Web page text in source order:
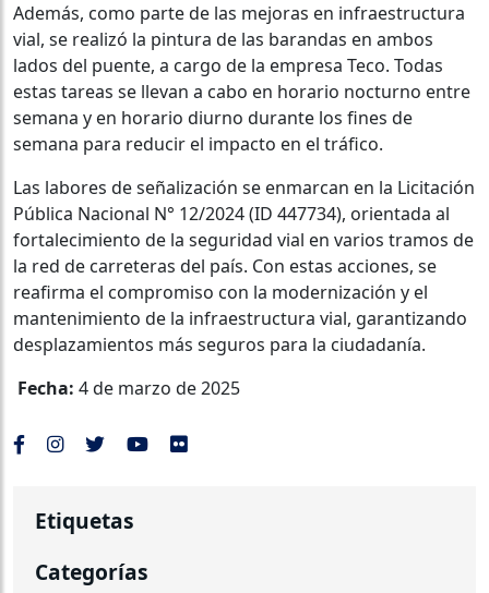
Además, como parte de las mejoras en infraestructura
vial, se realizó la pintura de las barandas en ambos
lados del puente, a cargo de la empresa Teco. Todas
estas tareas se llevan a cabo en horario nocturno entre
semana y en horario diurno durante los fines de
semana para reducir el impacto en el tráfico.
Las labores de señalización se enmarcan en la Licitación
Pública Nacional N° 12/2024 (ID 447734), orientada al
fortalecimiento de la seguridad vial en varios tramos de
la red de carreteras del país. Con estas acciones, se
reafirma el compromiso con la modernización y el
mantenimiento de la infraestructura vial, garantizando
desplazamientos más seguros para la ciudadanía.
Fecha: 4 de marzo de 2025
Etiquetas
Categorías